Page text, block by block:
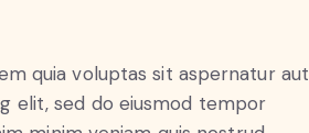
quia voluptas sit aspernatur aut
elit, sed do eiusmod tempor